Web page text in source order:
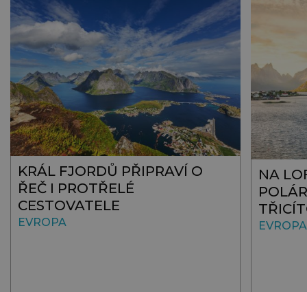
KRÁL FJORDŮ PŘIPRAVÍ O
ŘEČ I PROTŘELÉ
CESTOVATELE
EVROPA
NA
EVROPA